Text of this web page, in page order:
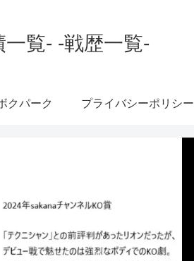
覧- -戦歴一覧-
クパーク プライバシーポリシー